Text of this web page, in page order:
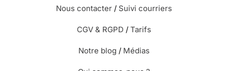
Nous contacter / Suivi courriers
CGV & RGPD / Tarifs
Notre blog / Médias